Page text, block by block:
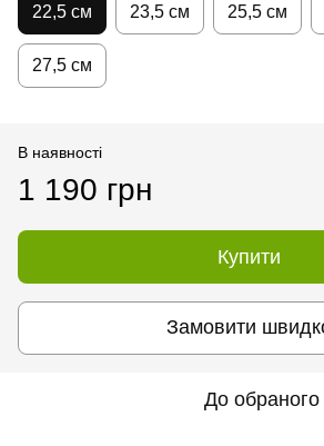
22,5 см 23,5 см 25,5 см
27,5 см
В наявності
1 190 грн
Купити
Замовити
До обраного